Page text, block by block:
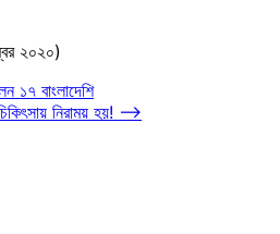
২০২০)
১৭ বাংলাদেশি
নিরাময় হয়! ⟶